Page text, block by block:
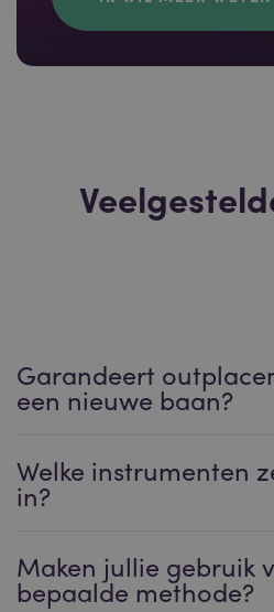
Garandeert
een nieuwe baan?
Welke instrumenten
in?
Maken jullie gebruik
bepaalde methode?